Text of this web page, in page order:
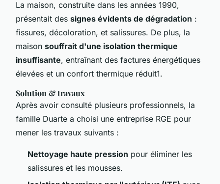
La maison, construite dans les années 1990,
présentait des signes évidents de dégradation :
fissures, décoloration, et salissures. De plus, la
maison souffrait d'une isolation thermique
insuffisante, entraînant des factures énergétiques
élevées et un confort thermique réduit1.
Solution & travaux
Après avoir consulté plusieurs professionnels, la
famille Duarte a choisi une entreprise RGE pour
mener les travaux suivants :
Nettoyage haute pression pour éliminer les
salissures et les mousses.